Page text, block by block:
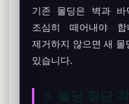
기존 몰딩은 벽과 바
조심히 떼어내야
제거하지 않으면 새 몰
있습니다.